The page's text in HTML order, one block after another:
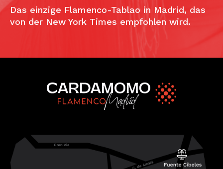
Das einzige Flamenco-Tablao in Madrid, das
von der New York Times empfohlen wird.